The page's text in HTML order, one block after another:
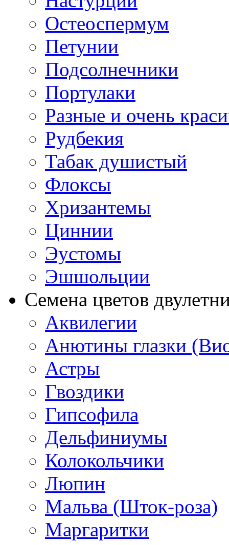
Остеоспермум
Петунии
Подсолнечники
Портулаки
Разные и очень
Рудбекия
Табак душистый
Флоксы
Хризантемы
Циннии
Эустомы
Эшшольции
Семена цветов
Аквилегии
Анютины глазки
Астры
Гвоздики
Гипсофила
Дельфиниумы
Колокольчики
Люпин
Мальва (Шток-роза)
Маргаритки